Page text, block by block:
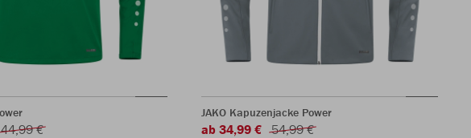
44,99 €
JAKO Kapuzenjacke Power
ab 34,99 € 54,99 €